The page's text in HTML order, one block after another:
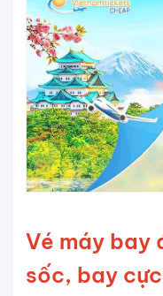
Vé máy bay
sốc, bay